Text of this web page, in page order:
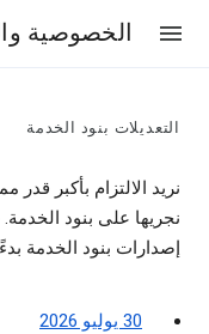
الخصوصية
التعديلات بنود الخدمة
نريد الالتزام بأكبر
نجريها على بنود
إصدارات بنود الخدمة بدءًا من 1999 وحتى
30 يوليو 2026